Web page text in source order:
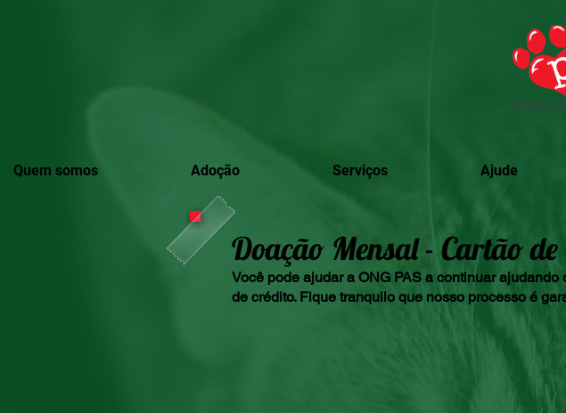
Quem somos Adoção Serviços Ajude
Doação Mensal - Cartão
Você pode ajudar a ONG PAS a continuar
de crédito. Fique tranquilo que nosso processo é